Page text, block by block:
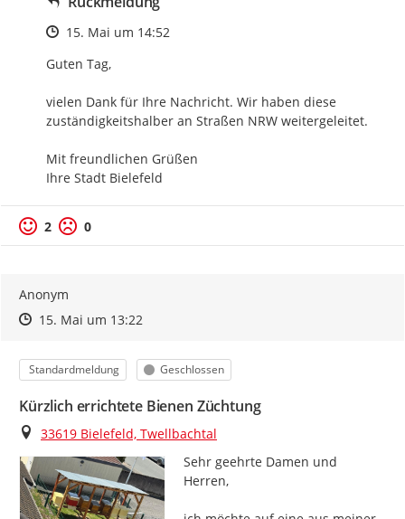
Zeitpunkt des Erstellens
15. Mai um 14:52
Guten Tag,
vielen Dank für Ihre Nachricht. Wir haben diese
zuständigkeitshalber an Straßen NRW weitergeleitet.
Mit freundlichen Grüßen
Ihre Stadt Bielefeld
2 0
Anonym
Zeitpunkt des Erstellens
Zeitpunkt des Erstellens
15. Mai um 13:22Zur Äußerung
Kategorie
Standardmeldung Status
Geschlossen
Kürzlich errichtete Bienen Züchtung
Ort
33619 Bielefeld, Twellbachtal
Sehr geehrte Damen und
Herren,